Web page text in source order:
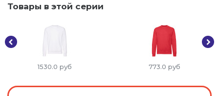
Товары в этой серии
1530.0 руб 773.0 руб